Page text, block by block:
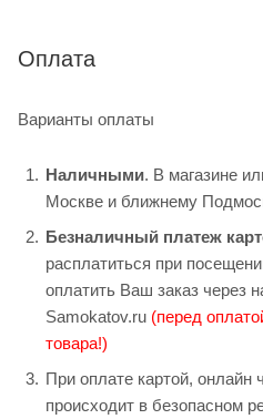
Оплата
Варианты оплаты
Наличными. В магазине
Москве и ближнему
Безналичный платеж
расплатиться при
оплатить Ваш заказ через
Samokatov.ru (перед
товара!)
При оплате картой, онлайн
происходит в безопасном